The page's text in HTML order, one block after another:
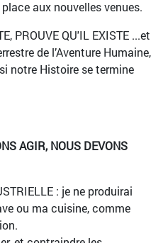
aux nouvelles venues.
PROUVE QU'IL EXISTE ...et
de l’Aventure Humaine,
notre Histoire se termine
AGIR, NOUS DEVONS
: je ne produirai
ou ma cuisine, comme